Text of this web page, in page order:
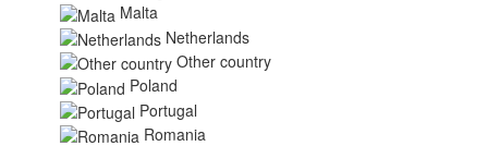
Malta
Netherlands
Other country
Poland
Portugal
Romania